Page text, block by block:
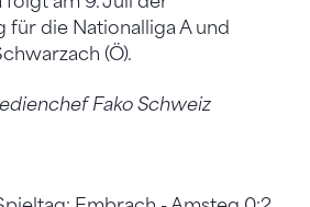
für die Nationalliga A und
(Ö).
Fako Schweiz